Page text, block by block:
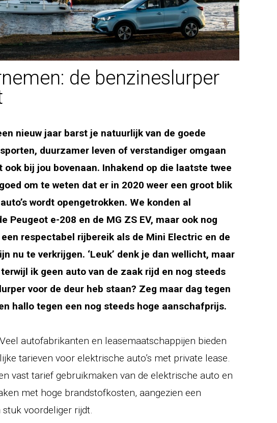
de benzineslurper
nieuw jaar barst je natuurlijk van de goede
duurzamer leven of verstandiger omgaan
ook bij jou bovenaan. Inhakend op die laatste twee
om te weten dat er in 2020 weer een groot blik
wordt opengetrokken. We konden al
Peugeot e-208 en de MG ZS EV, maar ook nog
een respectabel rijbereik als de Mini Electric en de
nu te verkrijgen. ‘Leuk’ denk je dan wellicht, maar
ik geen auto van de zaak rijd en nog steeds
voor de deur heb staan? Zeg maar dag tegen
hallo tegen een nog steeds hoge aanschafprijs.
autofabrikanten en leasemaatschappijen bieden
tarieven voor elektrische auto’s met private lease.
vast tarief gebruikmaken van de elektrische auto en
met hoge brandstofkosten, aangezien een
voordeliger rijdt.